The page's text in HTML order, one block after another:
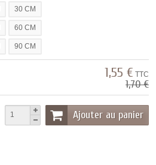
30 CM
60 CM
90 CM
1,55 € TTC
1,70 €
Ajouter au panier